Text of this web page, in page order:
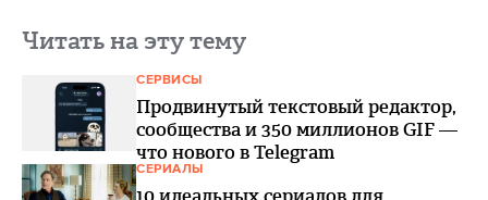
Читать на эту тему
СЕРВИСЫ
Продвинутый текстовый редактор,
сообщества и 350 миллионов GIF —
что нового в Telegram
СЕРИАЛЫ